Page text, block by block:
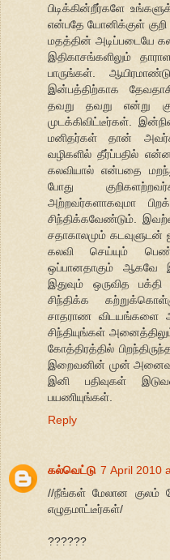
பிடிக்கின்றீர்களே
என்பதே யோனிக்குள்
மதத்தின் அடிப்படையே
இதிகாசங்களிலும்
பாருங்கள்.
இன்பத்திற்காக
தவறு தவறு என்று
முடக்கிவிட்டீர்கள்.
மனிதர்கள் தான்
வழிகளில் தீர்ப்பதில்
கலவியால் என்பதை
போது
அற்றவர்களாகவுமா
சிந்திக்கவேண்டும்.
சதாகாலமும் கடவுளுடன்
கலவி செய்யும்
ஒப்பானதாகும் ஆகவே
இதுவும் ஒருவித
சிந்திக்க
சாதராண விடயங்களை
சிந்தியுங்கள்
கோத்திரத்தில்
இறைவனின் முன்
இனி பதிவுகள்
பயணியுங்கள்.
Reply
கல்வெட்டு 7 April 2010
//நீங்கள் மேலான குலம்
எழுதமாட்டீர்கள்/
??????